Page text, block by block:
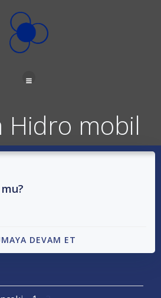
geç
Hidro mobil
DEVAM ET